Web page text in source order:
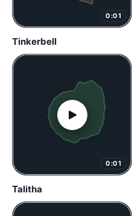
0:01
Tinkerbell
0:01
Talitha